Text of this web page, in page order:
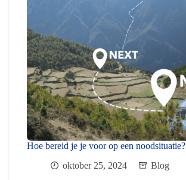
Hoe bereid je je voor op een noodsituatie?
oktober 25, 2024
Blog